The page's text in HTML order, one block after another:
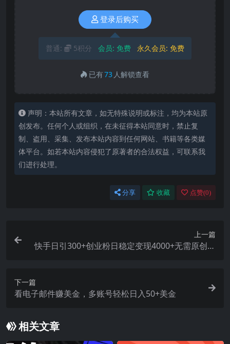
登录后购买
普通: 5积分 会员: 免费 永久会员: 免费
已有73 人解锁查看
声明：本站所有文章，如无特殊说明或标注，均为本站原
创发布。任何个人或组织，在未征得本站同意时，禁止复
制、盗用、采集、发布本站内容到任何网站、书籍等各类媒
体平台。如若本站内容侵犯了原著者的合法权益，可联系我
们进行处理。
分享 收藏 点赞(0)
上一篇
快手日引300+创业粉日稳定变现4000+无需原创纯
下一篇
看电子邮件赚美金，多账号轻松日入50+美金
相关文章